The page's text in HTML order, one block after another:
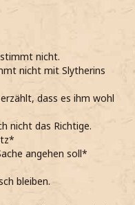
nicht.
nicht mit Slytherins
dass es ihm wohl
nicht das Richtige.
angehen soll*
bleiben.